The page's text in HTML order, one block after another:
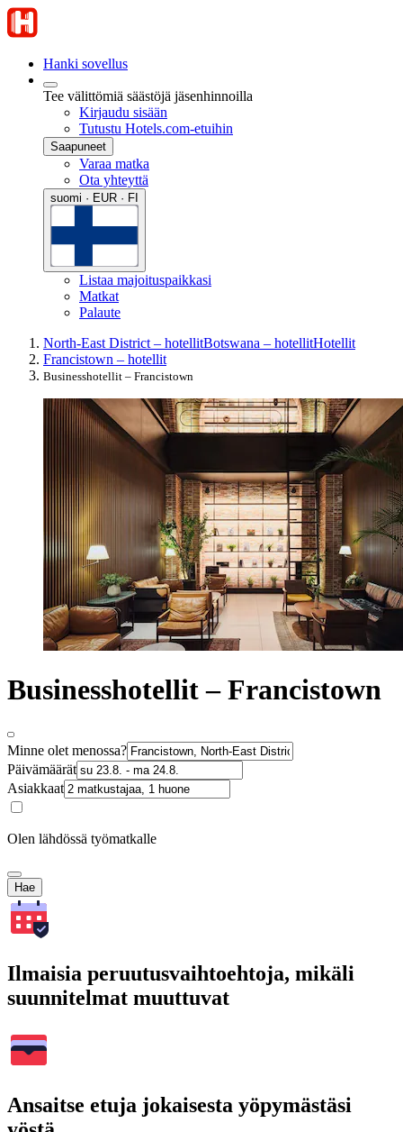
Hanki sovellus
Tee välittömiä säästöjä jäsenhinnoilla
Kirjaudu sisään
Tutustu Hotels.com-etuihin
Saapuneet
Varaa matka
Ota yhteyttä
suomi · EUR · FI
Listaa majoituspaikkasi
Matkat
Palaute
North-East District – hotellitBotswana – hotellitHotellit
Francistown – hotellit
Businesshotellit – Francistown
Businesshotellit – Francistown
Minne olet menossa?
Päivämäärät
Asiakkaat
Olen lähdössä työmatkalle
Hae
Ilmaisia peruutusvaihtoehtoja, mikäli
suunnitelmat muuttuvat
Ansaitse etuja jokaisesta yöpymästäsi